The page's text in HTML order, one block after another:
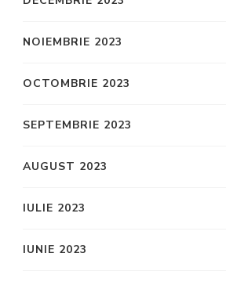
NOIEMBRIE 2023
OCTOMBRIE 2023
SEPTEMBRIE 2023
AUGUST 2023
IULIE 2023
IUNIE 2023